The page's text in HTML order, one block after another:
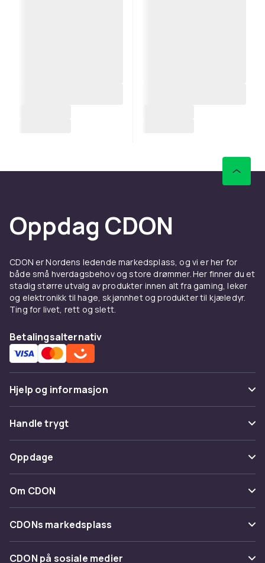
Oppdag CDON
CDON er Nordens ledende markedsplass, og vi er her for
både små hverdagsbehov og store drømmer. Her finner du et
stadig større utvalg av produkter innen alt fra gaming, leker
og elektronikk til hage, skjønnhet og produkter til kjæledyr.
Ting for livet, rett og slett.
Betalingsalternativ
Hjelp og informasjon
Vanlige spørsmål
Spor pakke
Angre & returner her
Kontakt oss
Handle trygt
Betaling
Levering
Tilbakekallinger
Oppdage
Kategorier
Varemerker
Om CDON
Om oss
Kundeanmeldelser
CDONs markedsplass
Merchant Help Center
CDON på sosiale medier